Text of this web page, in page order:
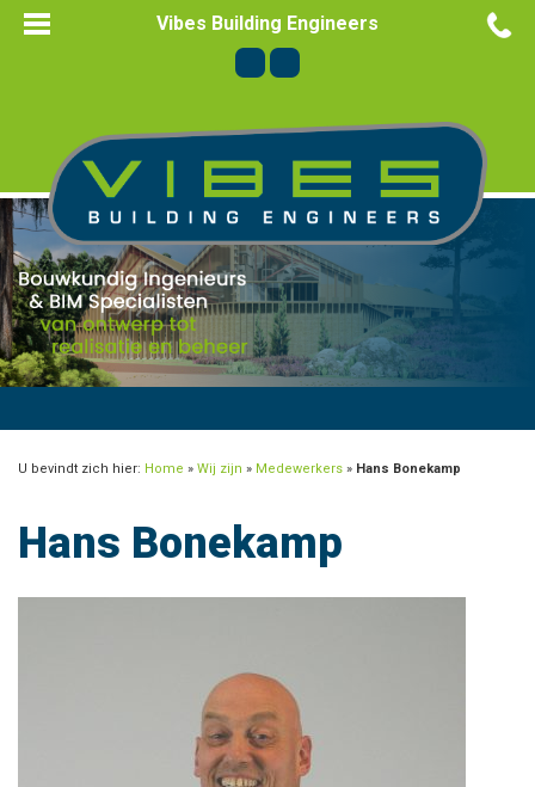
Vibes Building Engineers
U bevindt zich hier: Home » Wij zijn » Medewerkers » Hans Bonekamp
Hans Bonekamp